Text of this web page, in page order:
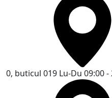
0, buticul 019 Lu-Du 09:00 -